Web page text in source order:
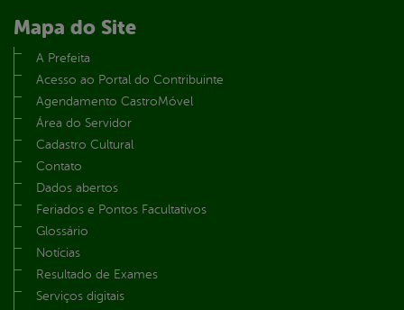
Mapa do Site
A Prefeita
Acesso ao Portal do Contribuinte
Agendamento CastroMóvel
Área do Servidor
Cadastro Cultural
Contato
Dados abertos
Feriados e Pontos Facultativos
Glossário
Notícias
Resultado de Exames
Serviços digitais